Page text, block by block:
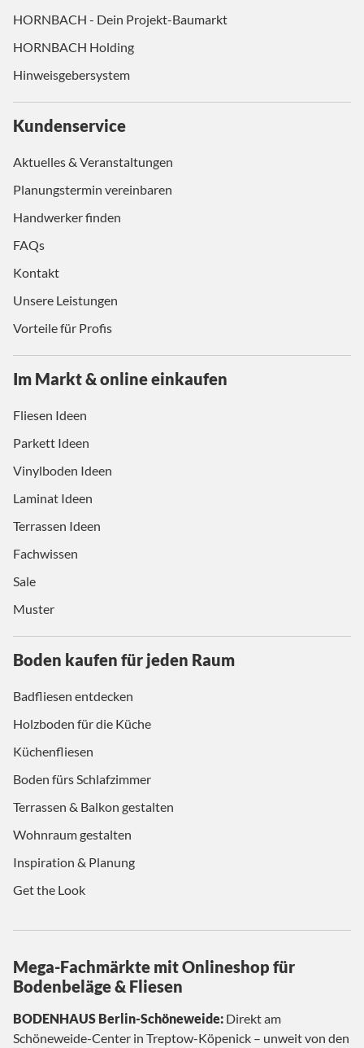
HORNBACH - Dein Projekt-Baumarkt
HORNBACH Holding
Hinweisgebersystem
Kundenservice
Aktuelles & Veranstaltungen
Planungstermin vereinbaren
Handwerker finden
FAQs
Kontakt
Unsere Leistungen
Vorteile für Profis
Im Markt & online einkaufen
Fliesen Ideen
Parkett Ideen
Vinylboden Ideen
Laminat Ideen
Terrassen Ideen
Fachwissen
Sale
Muster
Boden kaufen für jeden Raum
Badfliesen entdecken
Holzboden für die Küche
Küchenfliesen
Boden fürs Schlafzimmer
Terrassen & Balkon gestalten
Wohnraum gestalten
Inspiration & Planung
Get the Look
Mega-Fachmärkte mit Onlineshop für
Bodenbeläge & Fliesen
BODENHAUS Berlin-Schöneweide: Direkt am
Schöneweide-Center in Treptow-Köpenick – unweit von den